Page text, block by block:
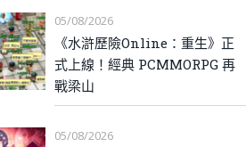
05/08/2026
《水滸歷險Online：重生》正
式上線！經典 PCMMORPG 再
戰梁山
05/08/2026